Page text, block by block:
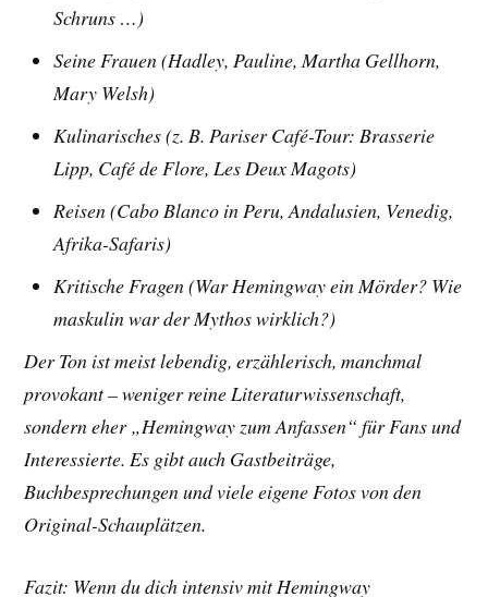
Schruns …)
Seine Frauen (Hadley, Pauline, Martha Gellhorn,
Mary Welsh)
Kulinarisches (z. B. Pariser Café-Tour: Brasserie
Lipp, Café de Flore, Les Deux Magots)
Reisen (Cabo Blanco in Peru, Andalusien, Venedig,
Afrika-Safaris)
Kritische Fragen (War Hemingway ein Mörder? Wie
maskulin war der Mythos wirklich?)
Der Ton ist meist lebendig, erzählerisch, manchmal
provokant – weniger reine Literaturwissenschaft,
sondern eher „Hemingway zum Anfassen“ für Fans und
Interessierte. Es gibt auch Gastbeiträge,
Buchbesprechungen und viele eigene Fotos von den
Original-Schauplätzen.
Fazit: Wenn du dich intensiv mit Hemingway